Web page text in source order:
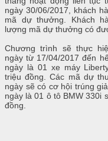
ngày 30/06/2017, khách
mã dự thưởng. Khách
lượng mã dự thưởng có
Chương trình sẽ thực
ngày từ 17/04/2017 đến
ngày là 01 xe máy
triệu đồng. Các mã dự
ngày sẽ có cơ hội trúng
ngày là 01 ô tô BMW 330i
đồng.